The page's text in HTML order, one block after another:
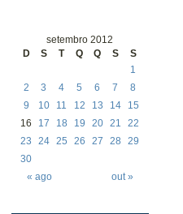
setembro 2012
D
S T Q Q S S
« ago out »
1
2
3 4 5 6 7
8
9
10 11 12 13 14
15
16
17 18 19 20 21
22
23
24 25 26 27 28
29
30